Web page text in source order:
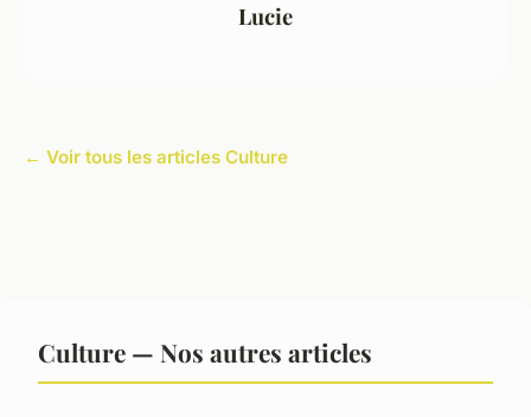
Lucie
← Voir tous les articles Culture
Culture — Nos autres articles